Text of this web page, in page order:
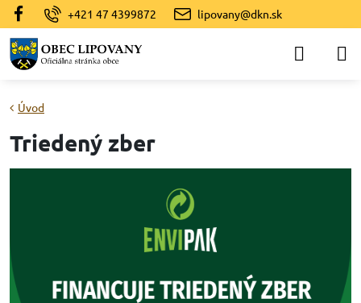
+421 47 4399872 lipovany@dkn.sk
Úvod
Triedený zber